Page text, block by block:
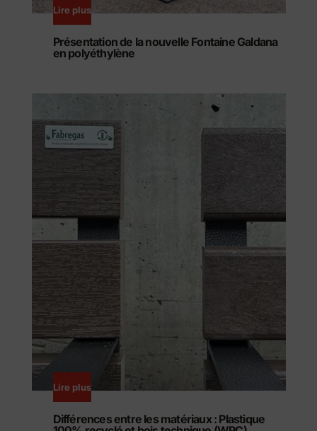
Lire plus
Présentation de la nouvelle Fontaine Galdana
en polyéthylène
Lire plus
Différences entre les matériaux : Plastique